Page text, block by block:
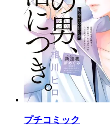
プチコミック